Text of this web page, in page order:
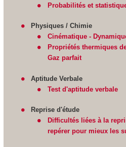
Probabilités et
Physiques / Chimie
Cinématique -
Propriétés thermiques
Gaz parfait
Aptitude Verbale
Test d'aptitude verbale
Reprise d'étude
Difficultés liées à la
repérer pour mieux les